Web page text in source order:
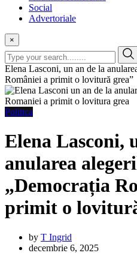
Social
Advertoriale
×
Elena Lasconi, un an de la
României a primit o lovitură grea”
Politica
Elena Lasconi,
anularea
„Democrația
primit o
by T Ingrid
decembrie 6, 2025